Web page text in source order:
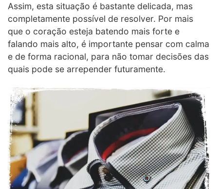
Assim, esta situação é bastante delicada, mas
completamente possível de resolver. Por mais
que o coração esteja batendo mais forte e
falando mais alto, é importante pensar com calma
e de forma racional, para não tomar decisões das
quais pode se arrepender futuramente.